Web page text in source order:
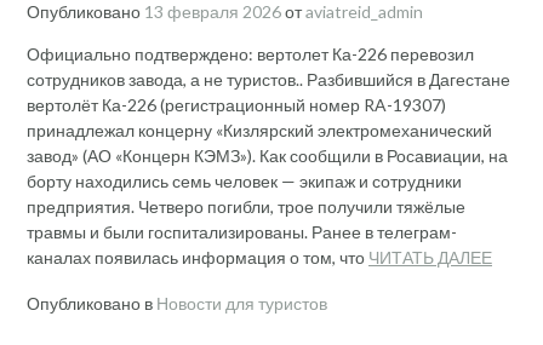
Опубликовано 13 февраля 2026отaviatreid_admin
Официально подтверждено: вертолет Ка-226 перевозил
сотрудников завода, а не туристов.. Разбившийся в Дагестане
вертолёт Ка-226 (регистрационный номер RA-19307)
принадлежал концерну «Кизлярский электромеханический
завод» (АО «Концерн КЭМЗ»). Как сообщили в Росавиации, на
борту находились семь человек — экипаж и сотрудники
предприятия. Четверо погибли, трое получили тяжёлые
травмы и были госпитализированы. Ранее в телеграм-
каналах появилась информация о том, что ЧИТАТЬ ДАЛЕЕ
Опубликовано в Новости для туристов